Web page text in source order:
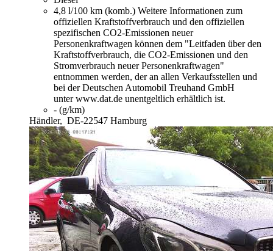
4,8 l/100 km (komb.) Weitere Informationen zum
offiziellen Kraftstoffverbrauch und den offiziellen
spezifischen CO2-Emissionen neuer
Personenkraftwagen können dem "Leitfaden über den
Kraftstoffverbrauch, die CO2-Emissionen und den
Stromverbrauch neuer Personenkraftwagen"
entnommen werden, der an allen Verkaufsstellen und
bei der Deutschen Automobil Treuhand GmbH
unter www.dat.de unentgeltlich erhältlich ist.
- (g/km)
Händler, DE-22547 Hamburg